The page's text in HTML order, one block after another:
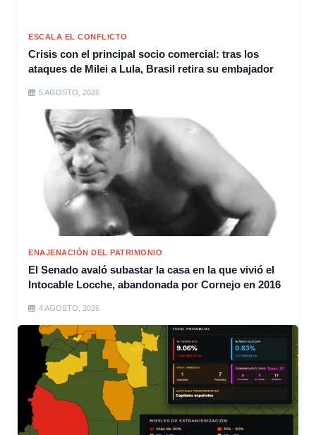
ESCALA EL CONFLICTO
Crisis con el principal socio comercial: tras los
ataques de Milei a Lula, Brasil retira su embajador
5 AGOSTO, 2026
ENAJENACIÓN DEL PATRIMONIO
El Senado avaló subastar la casa en la que vivió el
Intocable Locche, abandonada por Cornejo en 2016
4 AGOSTO, 2026